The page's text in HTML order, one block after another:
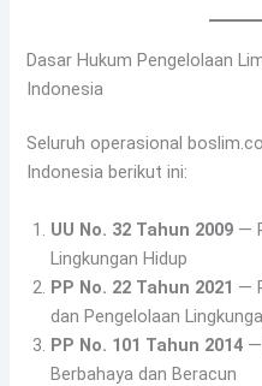
Dasar Hukum Pengelolaan
Indonesia
Seluruh operasional
Indonesia berikut ini:
UU No. 32 Tahun 2009 —
Lingkungan Hidup
PP No. 22 Tahun 2021 —
dan Pengelolaan
PP No. 101 Tahun 2014 —
Berbahaya dan Beracun